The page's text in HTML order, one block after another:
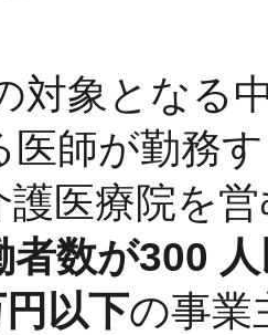
対象となる
医師が勤務
護医療院を
者数が300
以下の事業